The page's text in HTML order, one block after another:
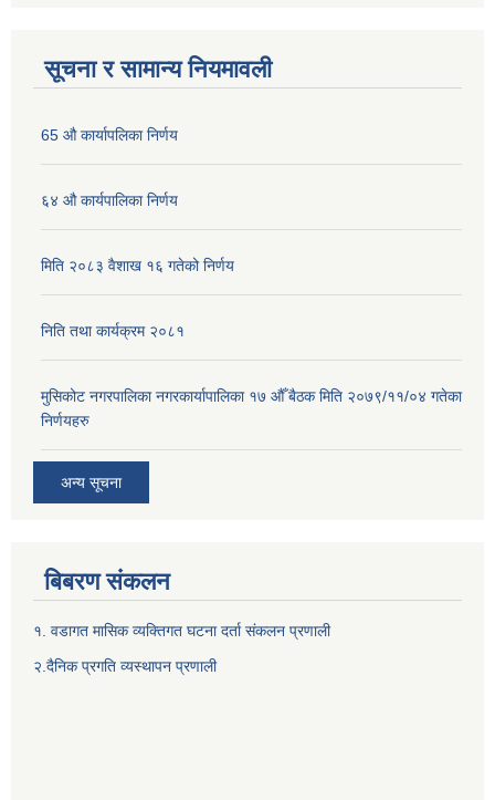
सूचना र सामान्य नियमावली
65 औ कार्यापलिका निर्णय
६४ औ कार्यपालिका निर्णय
मिति २०८३ वैशाख १६ गतेको निर्णय
निति तथा कार्यक्रम २०८१
मुसिकोट नगरपालिका नगरकार्यापालिका १७ औँ बैठक मिति २०७९/११/०४ गतेका
निर्णयहरु
अन्य सूचना
बिबरण संकलन
१. वडागत मासिक व्यक्तिगत घटना दर्ता संकलन प्रणाली
२.दैनिक प्रगति व्यस्थापन प्रणाली